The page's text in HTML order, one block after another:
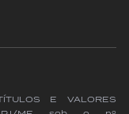
E VALORES